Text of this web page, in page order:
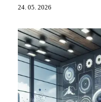
24. 05. 2026